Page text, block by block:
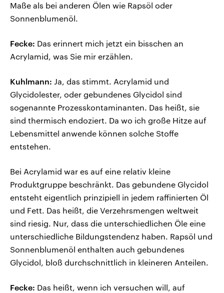
Maße als bei anderen Ölen wie Rapsöl oder
Sonnenblumenöl.
Fecke: Das erinnert mich jetzt ein bisschen an
Acrylamid, was Sie mir erzählen.
Kuhlmann: Ja, das stimmt. Acrylamid und
Glycidolester, oder gebundenes Glycidol sind
sogenannte Prozesskontaminanten. Das heißt, sie
sind thermisch endoziert. Da wo ich große Hitze auf
Lebensmittel anwende können solche Stoffe
entstehen.
Bei Acrylamid war es auf eine relativ kleine
Produktgruppe beschränkt. Das gebundene Glycidol
entsteht eigentlich prinzipiell in jedem raffinierten Öl
und Fett. Das heißt, die Verzehrsmengen weltweit
sind riesig. Nur, dass die unterschiedlichen Öle eine
unterschiedliche Bildungstendenz haben. Rapsöl und
Sonnenblumenöl enthalten auch gebundenes
Glycidol, bloß durchschnittlich in kleineren Anteilen.
Fecke: Das heißt, wenn ich versuchen will, auf